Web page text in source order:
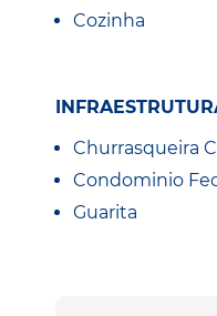
Cozinha
Churrasqueira
Condominio
Guarita